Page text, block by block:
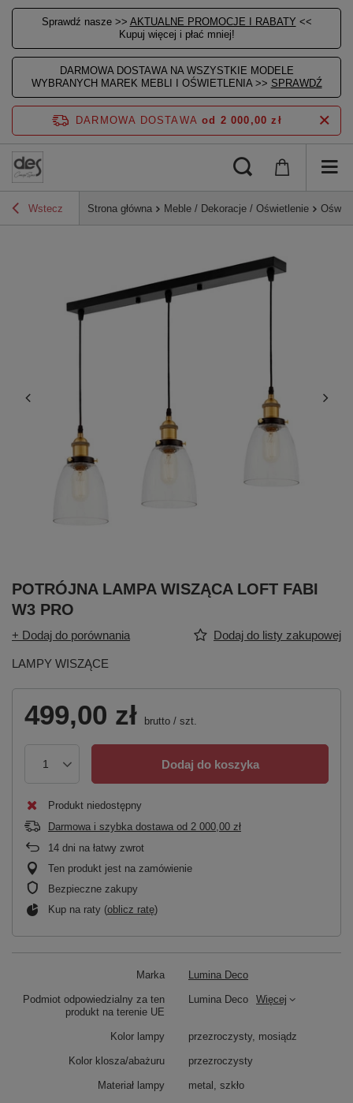
Sprawdź nasze >> AKTUALNE PROMOCJE I RABATY <<
Kupuj więcej i płać mniej!
DARMOWA DOSTAWA NA WSZYSTKIE MODELE
WYBRANYCH MAREK MEBLI I OŚWIETLENIA >> SPRAWDŹ
DARMOWA DOSTAWA od 2 000,00 zł
Wstecz Strona główna Meble / Dekoracje / Oświetlenie
POTRÓJNA LAMPA WISZĄCA LOFT FABI
W3 PRO
+ Dodaj do porównania Dodaj do listy zakupowej
LAMPY WISZĄCE
499,00 zł brutto / szt.
Dodaj do koszyka
Produkt niedostępny
Darmowa i szybka dostawa od 2 000,00 zł
14 dni na łatwy zwrot
Ten produkt jest na zamówienie
Bezpieczne zakupy
Kup na raty (oblicz ratę)
Marka Lumina Deco
Podmiot odpowiedzialny za ten
produkt na terenie UE
Lumina Deco Więcej
Kolor lampy przezroczysty, mosiądz
Kolor klosza/abażuru przezroczysty
Materiał lampy metal, szkło